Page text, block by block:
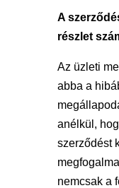
A
részlet
Az üzleti
abba a
anélkül,
szerződést
nemcsak a